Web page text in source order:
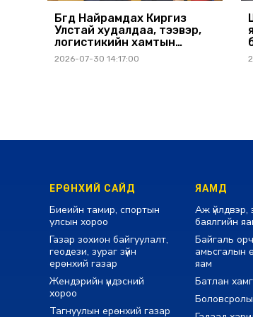
Бүгд Найрамдах Киргиз
Улстай худалдаа, тээвэр,
логистикийн хамтын
ажиллагааг өргөжүүлнэ
2026-07-30 14:17:00
ЕРӨНХИЙ САЙД
Биеийн тамир, спортын
улсын хороо
Газар зохион байгуулалт,
геодези, зураг зүйн
ерөнхий газар
Жендэрийн үндэсний
хороо
Тагнуулын ерөнхий газар
ЯАМД
Аж үйлдвэр,
баялгийн
Байгаль
амьсгалын
яам
Батлан